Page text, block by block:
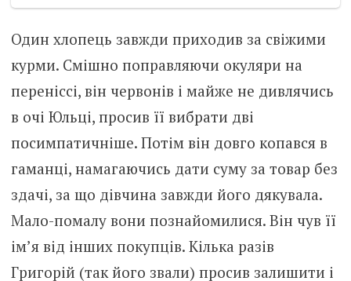
Один хлопець завжди приходив за свіжими
курми. Смішно поправляючи окуляри на
переніссі, він червонів і майже не дивлячись
в очі Юльці, просив її вибрати дві
посимпатичніше. Потім він довго копався в
гаманці, намагаючись дати суму за товар без
здачі, за що дівчина завжди його дякувала.
Мало-помалу вони познайомилися. Він чув її
ім’я від інших покупців. Кілька разів
Григорій (так його звали) просив залишити і